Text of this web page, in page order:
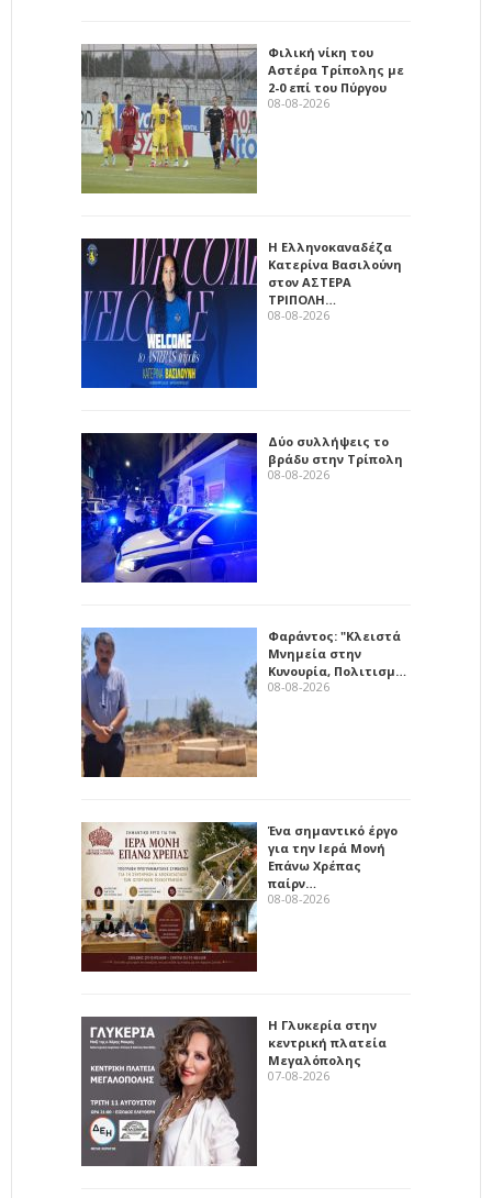
Φιλική νίκη του
Αστέρα Τρίπολης με
2-0 επί του Πύργου
08-08-2026
Η Ελληνοκαναδέζα
Κατερίνα Βασιλούνη
στον ΑΣΤΕΡΑ
ΤΡΙΠΟΛΗ…
08-08-2026
Δύο συλλήψεις το
βράδυ στην Τρίπολη
08-08-2026
Φαράντος: "Κλειστά
Μνημεία στην
Κυνουρία, Πολιτισμ…
08-08-2026
Ένα σημαντικό έργο
για την Ιερά Μονή
Επάνω Χρέπας
παίρν…
08-08-2026
Η Γλυκερία στην
κεντρική πλατεία
Μεγαλόπολης
07-08-2026